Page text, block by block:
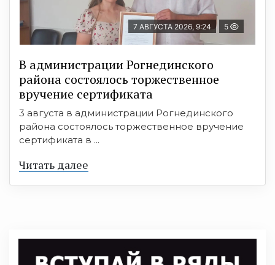
7 АВГУСТА 2026, 9:24 5
В администрации Рогнединского
района состоялось торжественное
вручение сертификата
3 августа в администрации Рогнединского
района состоялось торжественное вручение
сертификата в ...
Читать далее